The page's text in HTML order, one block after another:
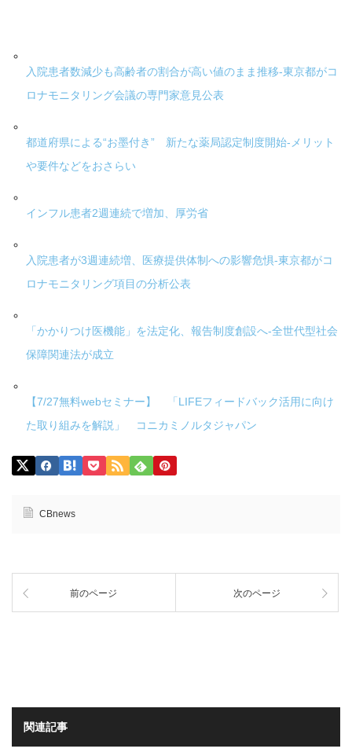
入院患者数減少も高齢者の割合が高い値のまま推移-東京都がコ
ロナモニタリング会議の専門家意見公表
都道府県による“お墨付き” 新たな薬局認定制度開始-メリット
や要件などをおさらい
インフル患者2週連続で増加、厚労省
入院患者が3週連続増、医療提供体制への影響危惧-東京都がコ
ロナモニタリング項目の分析公表
「かかりつけ医機能」を法定化、報告制度創設へ-全世代型社会
保障関連法が成立
【7/27無料webセミナー】 「LIFEフィードバック活用に向け
た取り組みを解説」 コニカミノルタジャパン
CBnews
前のページ 次のページ
関連記事